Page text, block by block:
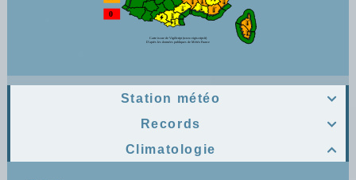

Station météo

Records

Climatologie